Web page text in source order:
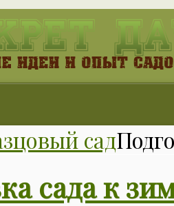
сад
сада к